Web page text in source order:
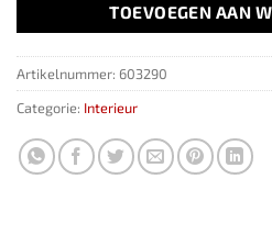
TOEVOEGEN AAN
Artikelnummer: 603290
Categorie: Interieur